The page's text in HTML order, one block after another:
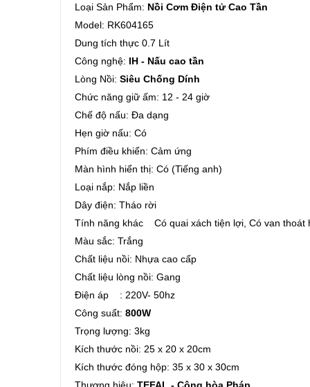
Loại Sản Phẩm: Nồi Cơm Điện tử Cao Tần
Model: RK604165
Dung tích thực 0.7 Lít
Công nghệ: IH - Nấu cao tần
Lòng Nồi: Siêu Chống Dính
Chức năng giữ ấm: 12 - 24 giờ
Chế độ nấu: Đa dạng
Hẹn giờ nấu: Có
Phím điều khiển: Cảm ứng
Màn hình hiển thị: Có (Tiếng anh)
Loại nắp: Nắp liền
Dây điện: Tháo rời
Tính năng khác Có quai xách tiện lợi, Có van thoát
Màu sắc: Trắng
Chất liệu nồi: Nhựa cao cấp
Chất liệu lòng nồi: Gang
Điện áp : 220V- 50hz
Công suất: 800W
Trọng lượng: 3kg
Kích thước nồi: 25 x 20 x 20cm
Kích thước đóng hộp: 35 x 30 x 30cm
Thương hiệu: TEFAL - Cộng hòa Pháp